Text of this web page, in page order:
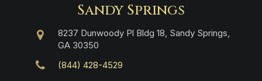
Sandy Springs
8237 Dunwoody Pl Bldg 18, Sandy Springs,
GA 30350
(844) 428-4529